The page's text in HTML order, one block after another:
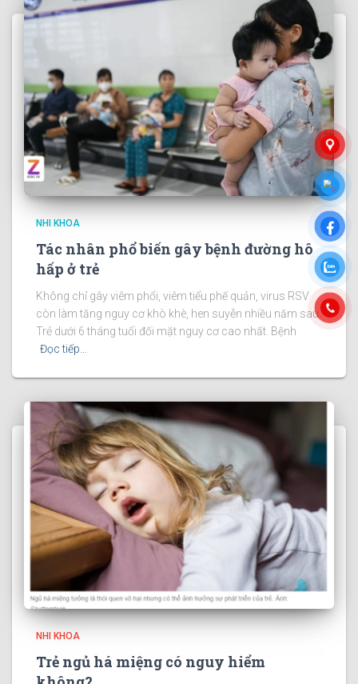
NHI KHOA
Tác nhân phổ biến gây bệnh đường hô
hấp ở trẻ
Không chỉ gây viêm phổi, viêm tiểu phế quản, virus RSV
còn làm tăng nguy cơ khò khè, hen suyễn nhiều năm sau.
Trẻ dưới 6 tháng tuổi đối mặt nguy cơ cao nhất. Bệnh
Đọc tiếp…
NHI KHOA
Trẻ ngủ há miệng có nguy hiểm